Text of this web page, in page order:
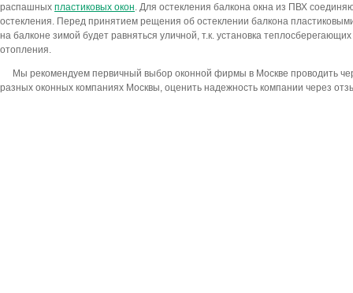
распашных пластиковых окон. Для остекления балкона окна из ПВХ
остекления. Перед принятием рещения об остеклении балкона
на балконе зимой будет равняться уличной, т.к. установка
отопления.
Мы рекомендуем первичный выбор оконной фирмы в Москве проводить
разных оконных компаниях Москвы, оценить надежность компании через